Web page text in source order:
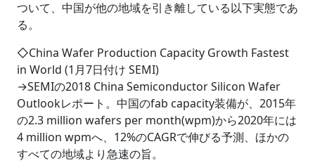
ついて、中国が他の地域を引き離している以下実態であ
る。
◇China Wafer Production Capacity Growth Fastest
in World (1月7日付け SEMI)
→SEMIの2018 China Semiconductor Silicon Wafer
Outlookレポート。中国のfab capacity装備が、2015年
の2.3 million wafers per month(wpm)から2020年には
4 million wpmへ、12%のCAGRで伸びる予測、ほかの
すべての地域より急速の旨。